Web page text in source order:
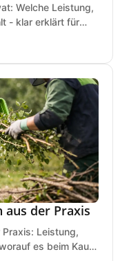
Welche Leistung,
- klar erklärt für
aus der Praxis
Leistung,
es beim Kauf